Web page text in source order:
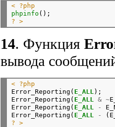
< ?php
phpinfo
? >
14. Функция
вывода
< ?php
Error_Reporting( E_ALL
Error_Reporting( E_ALL & ~
Error_Reporting( E_ALL -
Error_Reporting( E_ALL -
? >